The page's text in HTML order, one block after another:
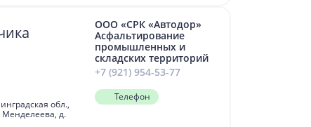
обл.,
Менделеева, д.
ООО «СРК «Автодор»
Асфальтирование
промышленных и
складских территорий
+7 (921) 954-53-77
Телефон